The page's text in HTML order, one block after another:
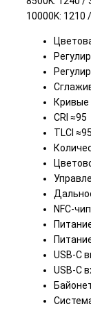
10000K: 1210
Кривые
CRI ≈95
TLCI ≈95
NFC-
USB-C
USB-C